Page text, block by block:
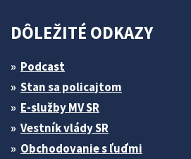
DÔLEŽITÉ ODKAZY
Podcast
Stan sa policajtom
E-služby MV SR
Vestník vlády SR
Obchodovanie s ľuďmi